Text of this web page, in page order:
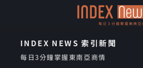
INDEX NEWS 索引新聞
每日3分鐘掌握東南亞商情